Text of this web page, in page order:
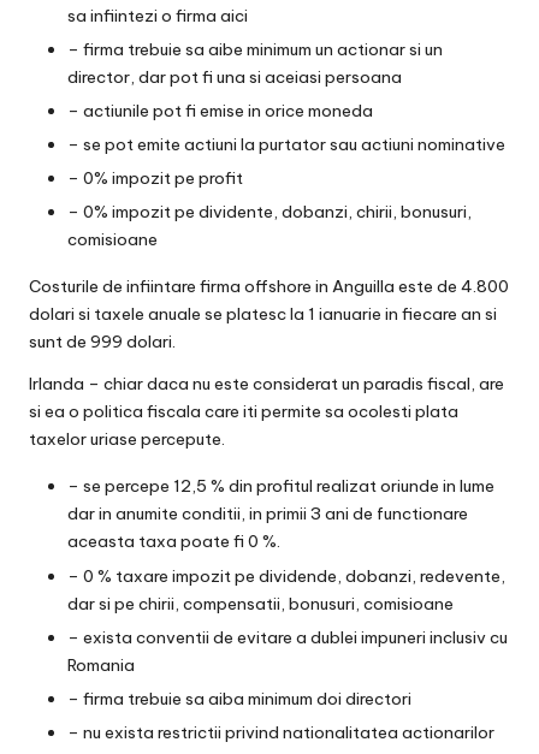
sa infiintezi o firma aici
– firma trebuie sa aibe minimum un actionar si un
director, dar pot fi una si aceiasi persoana
– actiunile pot fi emise in orice moneda
– se pot emite actiuni la purtator sau actiuni nominative
– 0% impozit pe profit
– 0% impozit pe dividente, dobanzi, chirii, bonusuri,
comisioane
Costurile de infiintare firma offshore in Anguilla este de 4.800
dolari si taxele anuale se platesc la 1 ianuarie in fiecare an si
sunt de 999 dolari.
Irlanda – chiar daca nu este considerat un paradis fiscal, are
si ea o politica fiscala care iti permite sa ocolesti plata
taxelor uriase percepute.
– se percepe 12,5 % din profitul realizat oriunde in lume
dar in anumite conditii, in primii 3 ani de functionare
aceasta taxa poate fi 0 %.
– 0 % taxare impozit pe dividende, dobanzi, redevente,
dar si pe chirii, compensatii, bonusuri, comisioane
– exista conventii de evitare a dublei impuneri inclusiv cu
Romania
– firma trebuie sa aiba minimum doi directori
– nu exista restrictii privind nationalitatea actionarilor